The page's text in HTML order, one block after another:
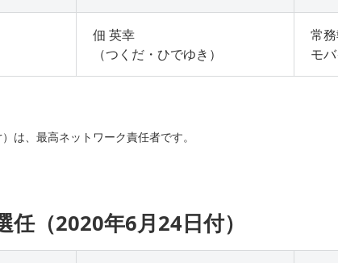
佃 英幸
（つくだ・ひでゆき）
常
モ
は、最高ネットワーク責任者です。
任（2020年6月24日付）